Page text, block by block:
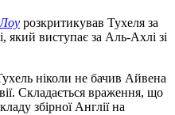
розкритикував Тухеля за
виступає за Аль-Ахлі зі
ніколи не бачив Айвена
Складається враження, що
збірної Англії на